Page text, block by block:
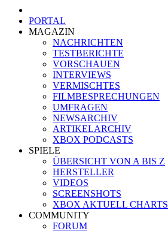
PORTAL
MAGAZIN
NACHRICHTEN
TESTBERICHTE
VORSCHAUEN
INTERVIEWS
VERMISCHTES
FILMBESPRECHUNGEN
UMFRAGEN
NEWSARCHIV
ARTIKELARCHIV
XBOX PODCASTS
SPIELE
ÜBERSICHT VON A BIS Z
HERSTELLER
VIDEOS
SCREENSHOTS
XBOX AKTUELL CHARTS
COMMUNITY
FORUM